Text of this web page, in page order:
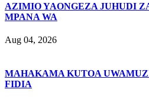
AZIMIO YAONGEZA JUHUDI
MPANA WA
Aug 04, 2026
MAHAKAMA KUTOA
FIDIA